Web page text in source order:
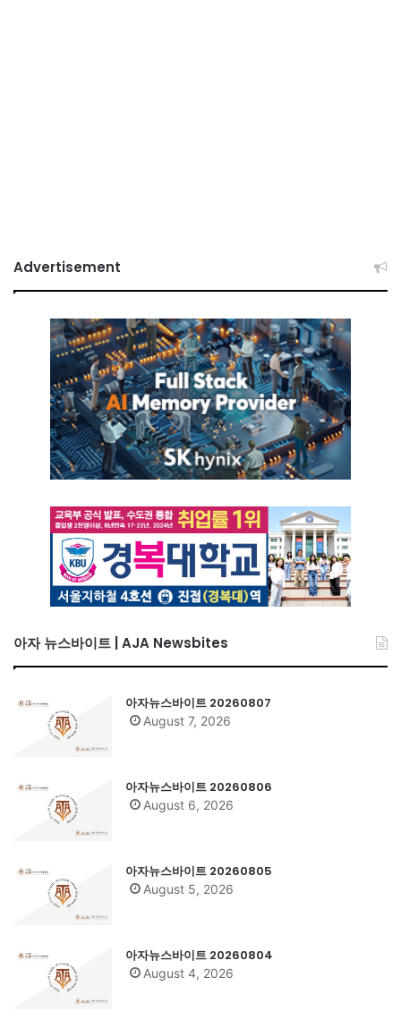
Advertisement
아자 뉴스바이트 | AJA Newsbites
아자뉴스바이트 20260807
August 7, 2026
아자뉴스바이트 20260806
August 6, 2026
아자뉴스바이트 20260805
August 5, 2026
아자뉴스바이트 20260804
August 4, 2026